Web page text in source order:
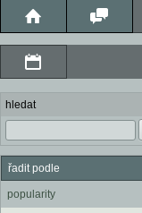
hledat
řadit podle
popularity